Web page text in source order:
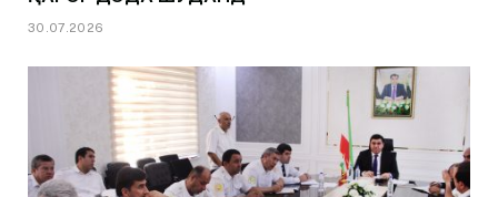
30.07.2026